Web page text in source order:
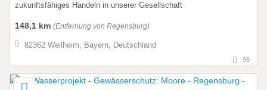
zukunftsfähiges Handeln in unserer Gesellschaft
148,1 km (Entfernung von Regensburg)
82362 Weilheim, Bayern, Deutschland
96